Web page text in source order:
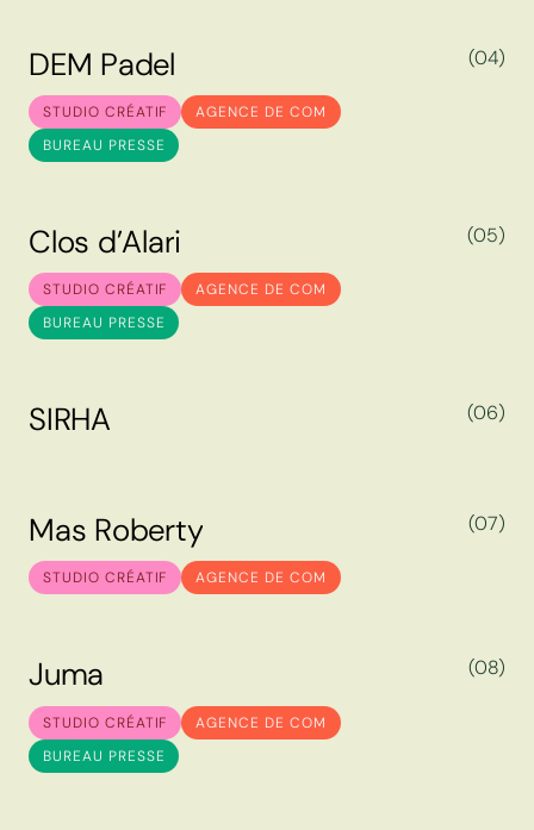
D
D
E
E
M
M
P
P
a
a
d
d
e
e
l
l
STUDIO CRÉATIF
AGENCE DE COM
BUREAU PRESSE
(04)
C
C
l
l
o
o
s
s
d
d
’
’
A
A
l
l
a
a
r
r
i
i
STUDIO CRÉATIF
AGENCE DE COM
BUREAU PRESSE
(05)
SIRHA
(06)
M
M
a
a
s
s
R
R
o
o
b
b
e
e
r
r
t
t
y
y
STUDIO CRÉATIF AGENCE DE COM
(07)
J
J
u
u
m
m
a
a
STUDIO CRÉATIF
AGENCE DE COM
BUREAU PRESSE
(08)